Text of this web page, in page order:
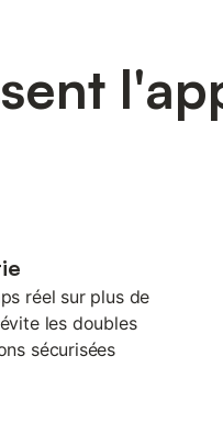
réel sur plus de
les doubles
sécurisées